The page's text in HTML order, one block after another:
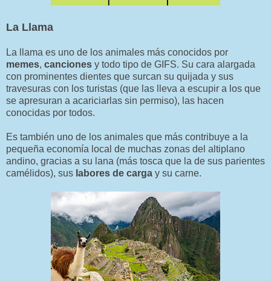
La Llama
La llama es uno de los animales más conocidos por
memes, canciones y todo tipo de GIFS. Su cara alargada
con prominentes dientes que surcan su quijada y sus
travesuras con los turistas (que las lleva a escupir a los que
se apresuran a acariciarlas sin permiso), las hacen
conocidas por todos.
Es también uno de los animales que más contribuye a la
pequeña economía local de muchas zonas del altiplano
andino, gracias a su lana (más tosca que la de sus parientes
camélidos), sus labores de carga y su carne.